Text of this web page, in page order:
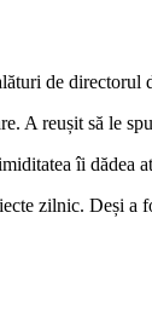
de directorul
A reușit să le
îi dădea
zilnic. Deși a